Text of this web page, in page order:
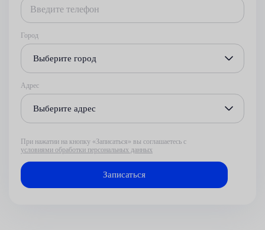
Город
Выберите город
Адрес
Выберите адрес
При нажатии на кнопку «Записаться» вы соглашаетесь с
условиями обработки персональных данных